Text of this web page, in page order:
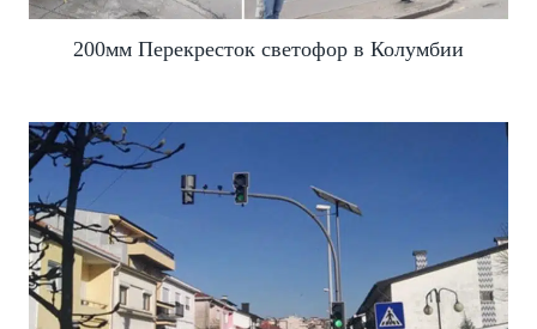
200мм Перекресток светофор в Колумбии